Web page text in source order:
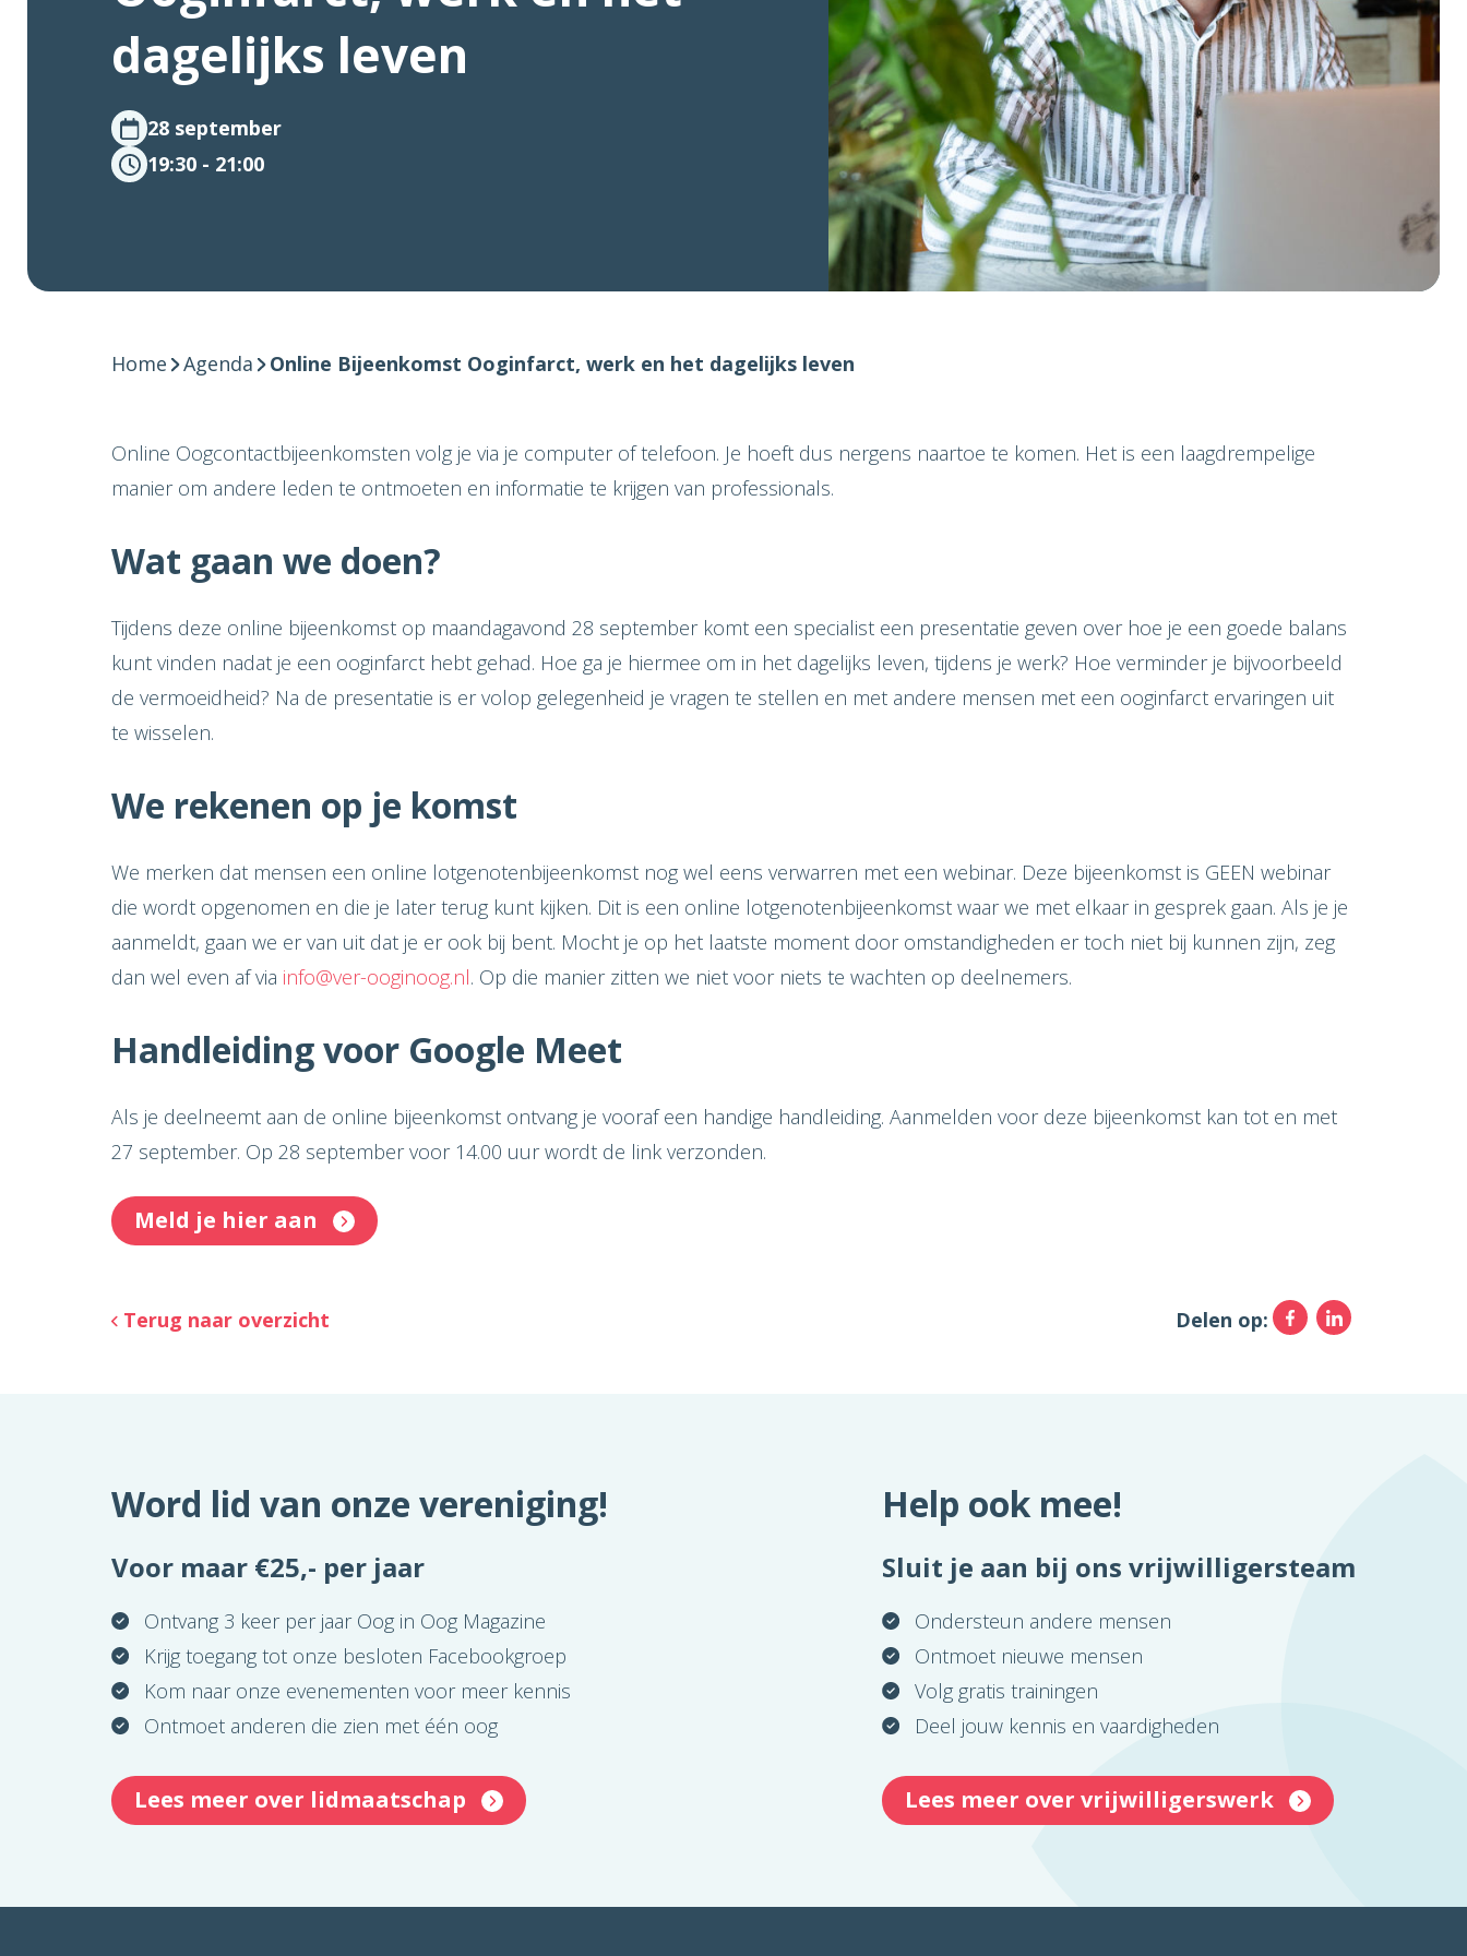
dagelijks leven
28 september
19:30 - 21:00
Home Agenda Online Bijeenkomst Ooginfarct, werk en het dagelijks leven
Online Oogcontactbijeenkomsten volg je via je computer of telefoon. Je hoeft dus nergens naartoe te komen. Het is een laagdrempelige
manier om andere leden te ontmoeten en informatie te krijgen van professionals.
Wat gaan we doen?
Tijdens deze online bijeenkomst op maandagavond 28 september komt een specialist een presentatie geven over hoe je een goede balans
kunt vinden nadat je een ooginfarct hebt gehad. Hoe ga je hiermee om in het dagelijks leven, tijdens je werk? Hoe verminder je bijvoorbeeld
de vermoeidheid? Na de presentatie is er volop gelegenheid je vragen te stellen en met andere mensen met een ooginfarct ervaringen uit
te wisselen.
We rekenen op je komst
We merken dat mensen een online lotgenotenbijeenkomst nog wel eens verwarren met een webinar. Deze bijeenkomst is GEEN webinar
die wordt opgenomen en die je later terug kunt kijken. Dit is een online lotgenotenbijeenkomst waar we met elkaar in gesprek gaan. Als je je
aanmeldt, gaan we er van uit dat je er ook bij bent. Mocht je op het laatste moment door omstandigheden er toch niet bij kunnen zijn, zeg
dan wel even af via info@ver-ooginoog.nl. Op die manier zitten we niet voor niets te wachten op deelnemers.
Handleiding voor Google Meet
Als je deelneemt aan de online bijeenkomst ontvang je vooraf een handige handleiding. Aanmelden voor deze bijeenkomst kan tot en met
27 september. Op 28 september voor 14.00 uur wordt de link verzonden.
Meld je hier aan
Terug naar overzicht Delen op: Facebook
Word lid van onze vereniging!
Voor maar €25,- per jaar
Ontvang 3 keer per jaar Oog in Oog Magazine
Krijg toegang tot onze besloten Facebookgroep
Kom naar onze evenementen voor meer kennis
Ontmoet anderen die zien met één oog
Lees meer over lidmaatschap
Help ook mee!
Sluit je aan bij ons vrijwilligersteam
Ondersteun andere mensen
Ontmoet nieuwe mensen
Volg gratis trainingen
Deel jouw kennis en vaardigheden
Lees meer over vrijwilligerswerk